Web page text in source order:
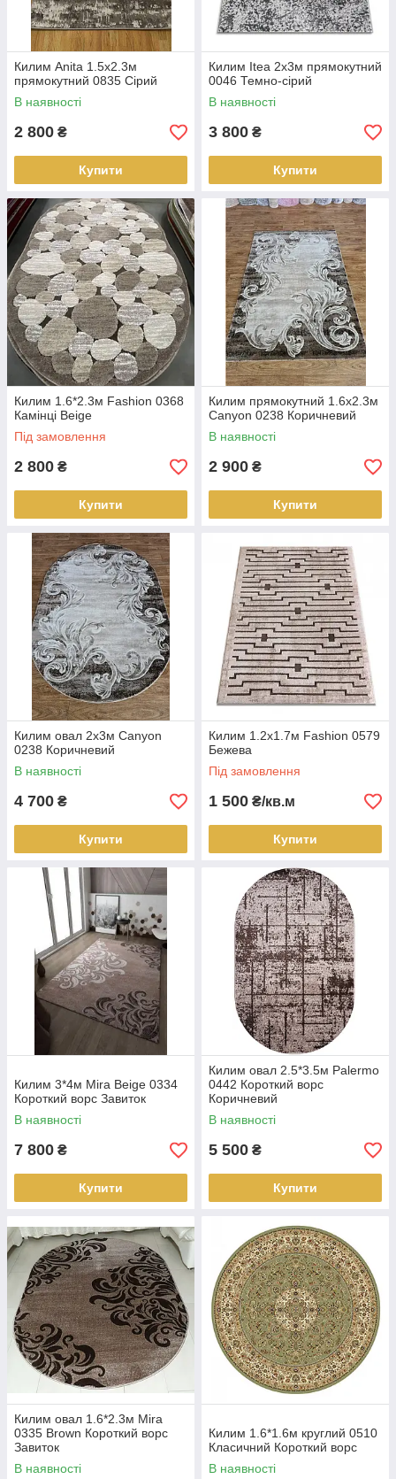
Килим Anita 1.5х2.3м
прямокутний 0835 Сірий
В наявності
2 800 ₴
Купити
Килим Itea 2х3м прямокутний
0046 Темно-сірий
В наявності
3 800 ₴
Купити
Килим 1.6*2.3м Fashion 0368
Камінці Beige
Під замовлення
2 800 ₴
Купити
Килим прямокутний 1.6х2.3м
Canyon 0238 Коричневий
В наявності
2 900 ₴
Купити
Килим овал 2х3м Canyon
0238 Коричневий
В наявності
4 700 ₴
Купити
Килим 1.2х1.7м Fashion 0579
Бежева
Під замовлення
1 500 ₴/кв.м
Купити
Килим 3*4м Mira Beige 0334
Короткий ворс Завиток
В наявності
7 800 ₴
Купити
Килим овал 2.5*3.5м Palermo
0442 Короткий ворс
Коричневий
В наявності
5 500 ₴
Купити
Килим овал 1.6*2.3м Mira
0335 Brown Короткий ворс
Завиток
В наявності
Килим 1.6*1.6м круглий 0510
Класичний Короткий ворс
В наявності